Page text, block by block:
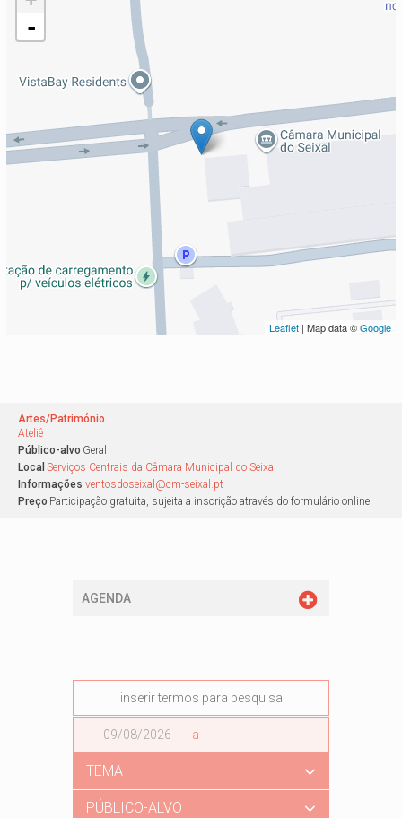
-
Leaflet | Map data ©Google
Artes/Património
Ateliê
Público-alvo Geral
Local Serviços Centrais da Câmara Municipal do Seixal
Informações ventosdoseixal@cm-seixal.pt
Preço Participação gratuita, sujeita a inscrição através do formulário online
AGENDA
a
Data
TEMA
PÚBLICO-ALVO